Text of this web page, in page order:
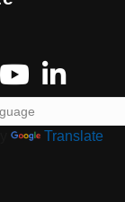
Translate